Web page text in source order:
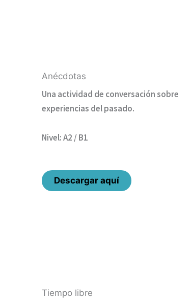
Anécdotas
Una actividad de conversación sobre
experiencias del pasado.
Nivel: A2 / B1
Descargar aquí
Tiempo libre